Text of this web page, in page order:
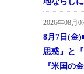
2026年08月
8月7日(金
思惑』と
『米国の